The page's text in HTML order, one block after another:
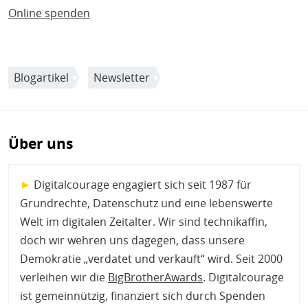
Online spenden
Blogartikel Newsletter
Über uns
► Digitalcourage engagiert sich seit 1987 für
Grundrechte, Datenschutz und eine lebenswerte
Welt im digitalen Zeitalter. Wir sind technikaffin,
doch wir wehren uns dagegen, dass unsere
Demokratie „verdatet und verkauft“ wird. Seit 2000
verleihen wir die BigBrotherAwards. Digitalcourage
ist gemeinnützig, finanziert sich durch Spenden